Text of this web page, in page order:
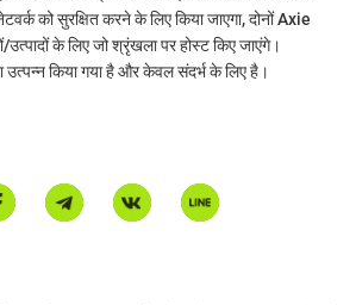
को सुरक्षित करने के लिए किया जाएगा, दोनों Axie
के लिए जो श्रृंखला पर होस्ट किए जाएंगे।
उत्पन्न किया गया है और केवल संदर्भ के लिए है।